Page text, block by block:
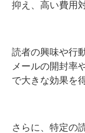
抑え、高い費用
読者の興味や行
メールの開封率
で大きな効果を
さらに、特定の